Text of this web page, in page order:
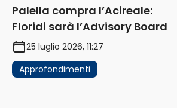
Palella compra l’Acireale:
Floridi sarà l’Advisory Board
25 luglio 2026, 11:27
Approfondimenti